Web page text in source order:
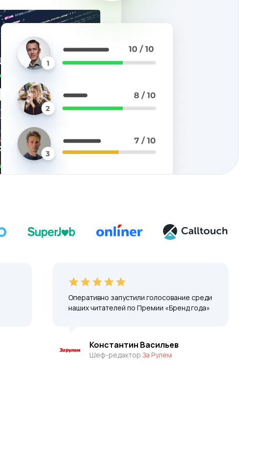
Оперативно запустили голосование среди
наших читателей по Премии «Бренд года»
Шеф-редактор За Рулем
Константин Васильев